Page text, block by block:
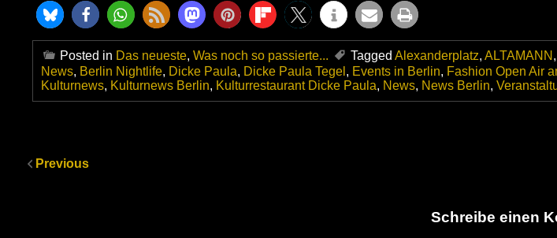
Posted in Das neueste, Was noch so passierte... Tagged Alexanderplatz, ALTAMANN ,
News, Berlin Nightlife, Dicke Paula, Dicke Paula Tegel , Events in Berlin, Fashion Open Air
Kulturnews, Kulturnews Berlin, Kulturrestaurant Dicke Paula, News, News Berlin,
Previous
Schreibe einen